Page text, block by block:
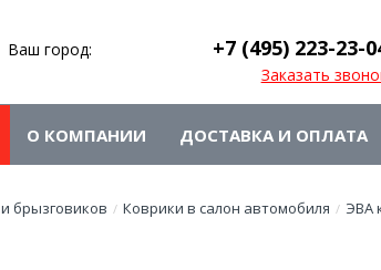
Ваш город: +7 (495)223-23-
Заказать
О КОМПАНИИ ДОСТАВКА И ОПЛАТА
брызговиков / Коврики в салон автомобиля / ЭВА